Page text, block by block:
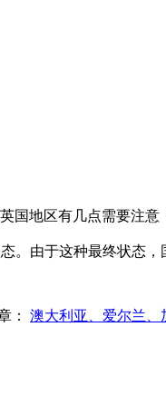
国地区有几点需要注意
。由于这种最终状态
： 澳大利亚、爱尔兰、